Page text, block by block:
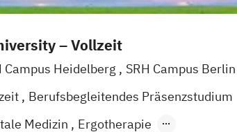
– Vollzeit
Campus Heidelberg
SRH Campus Berlin
Campus Bremen
SRH Campus Bonn
Campus Dresden
Campus Fürth SRH Campus Gera
Berufsbegleitendes Präsenzstudium
Medizin
Ergotherapie